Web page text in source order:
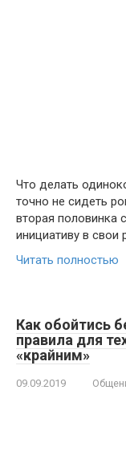
Что делать
точно не сидеть
вторая половинка
инициативу в свои
Читать полностью
Как обойтись
правила для
«крайним»
09.09.2019